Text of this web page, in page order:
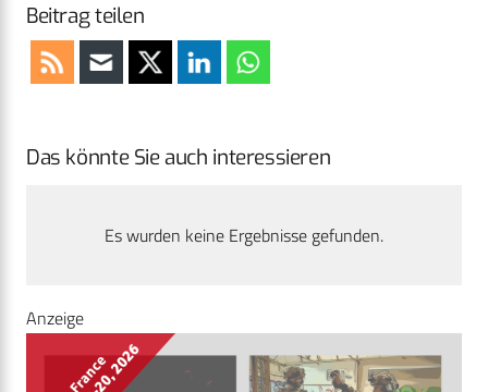
Beitrag teilen
Das könnte Sie auch interessieren
Es wurden keine Ergebnisse gefunden.
Anzeige